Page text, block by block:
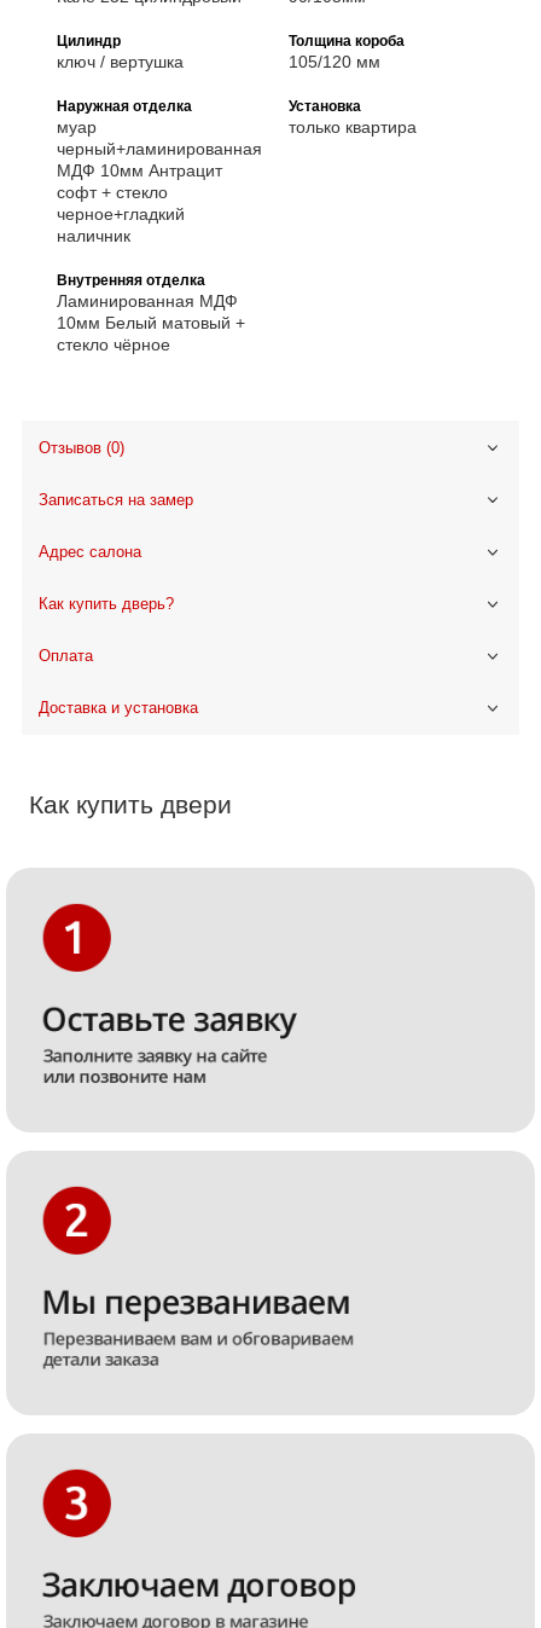
Цилиндр
ключ / вертушка
Наружная отделка
муар
черный+ламинированная
МДФ 10мм Антрацит
софт + стекло
черное+гладкий
наличник
Внутренняя отделка
Ламинированная МДФ
10мм Белый матовый +
стекло чёрное
Толщина короба
105/120 мм
Установка
только квартира
Отзывов (0)
Записаться на замер
Адрес салона
Как купить дверь?
Оплата
Доставка и установка
Как купить двери